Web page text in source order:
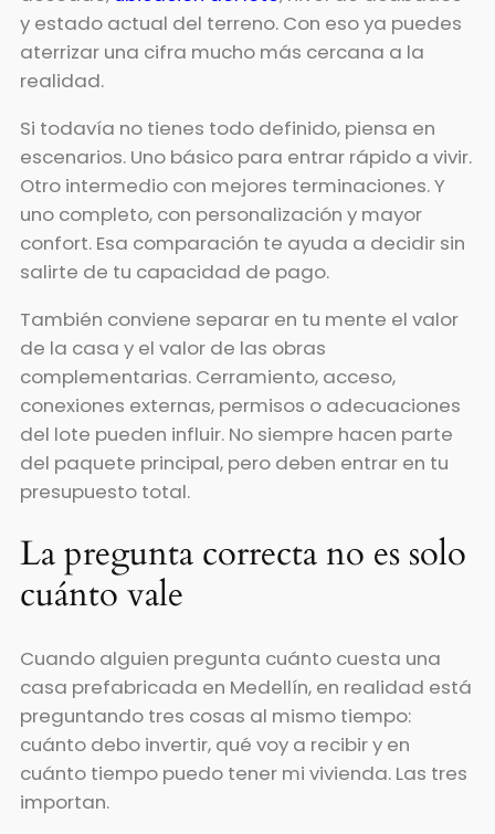
y estado actual del terreno. Con eso ya puedes
aterrizar una cifra mucho más cercana a la
realidad.
Si todavía no tienes todo definido, piensa en
escenarios. Uno básico para entrar rápido a vivir.
Otro intermedio con mejores terminaciones. Y
uno completo, con personalización y mayor
confort. Esa comparación te ayuda a decidir sin
salirte de tu capacidad de pago.
También conviene separar en tu mente el valor
de la casa y el valor de las obras
complementarias. Cerramiento, acceso,
conexiones externas, permisos o adecuaciones
del lote pueden influir. No siempre hacen parte
del paquete principal, pero deben entrar en tu
presupuesto total.
La pregunta correcta no es solo
cuánto vale
Cuando alguien pregunta cuánto cuesta una
casa prefabricada en Medellín, en realidad está
preguntando tres cosas al mismo tiempo:
cuánto debo invertir, qué voy a recibir y en
cuánto tiempo puedo tener mi vivienda. Las tres
importan.